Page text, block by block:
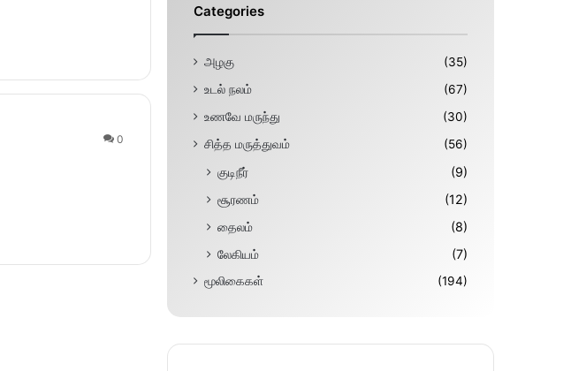
0
Categories
அழகு
(35)
உடல் நலம்
(67)
உணவே மருந்து
(30)
சித்த மருத்துவம்
(56)
குடிநீர்
(9)
சூரணம்
(12)
தைலம்
(8)
லேகியம்
(7)
மூலிகைகள் (194)